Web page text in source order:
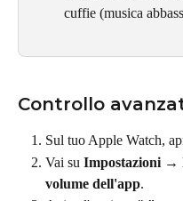
cuffie (musica
Controllo
Sul tuo Apple Watch,
Vai su Impostazioni →
volume dell'app.